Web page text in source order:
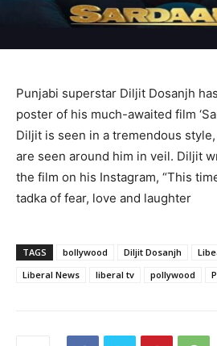
Punjabi superstar Diljit Dosanjh
poster of his much-awaited film
Diljit is seen in a tremendous
are seen around him in veil. Diljit
the film on his Instagram, “This
tadka of fear, love and laughter
TAGS bollywood Diljit Dosanjh
Liberal News
liberal tv pollywood